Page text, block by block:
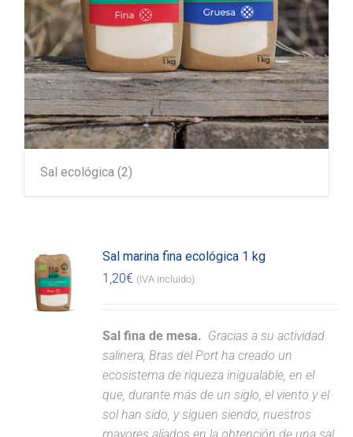
Sal ecológica (2)
Sal marina fina ecológica 1 kg
1,20€ (IVA incluido)
Sal fina de mesa. Gracias a su actividad
salinera, Bras del Port ha creado un
ecosistema de riqueza inigualable, en el
que, durante más de un siglo, el viento y el
sol han sido, y siguen siendo, nuestros